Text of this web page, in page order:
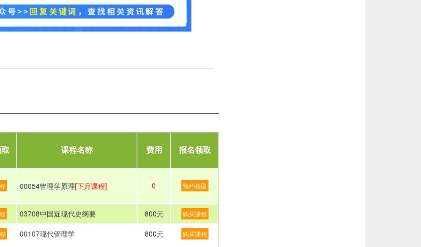
课程名称 费用 报名领取
00054管理学原理[下月课程] 0 预约领取
03708中国近现代史纲要 800元 购买课程
00107现代管理学 800元 购买课程